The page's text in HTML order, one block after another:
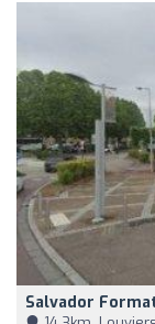
Salvador